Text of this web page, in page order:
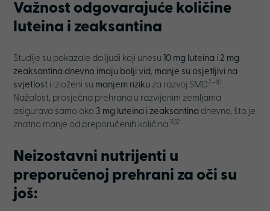
Važnost odgovarajuće količine
luteina i zeaksantina
Studije su pokazale da ljudi koji unesu 10 mg luteina i2 mg
zeaksantina dnevno imaju bolji vid, manje su osjetljivi na
svjetlost i izloženi su manjem riziku za razvoj SMD7–10.
Nažalost, prosječna prehrana u razvijenim zemljama
osigurava samo oko 3 mg luteina i zeaksantina dnevno, što je
znatno manje od preporučenih količina.
11,12
Neizostavni nutrijenti u
preporučenoj prehrani za oči su
još: